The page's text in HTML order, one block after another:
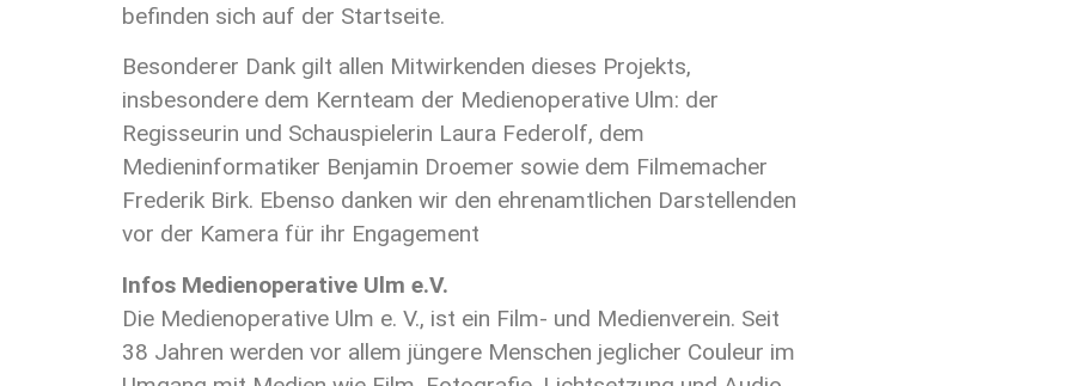
befinden sich auf der Startseite.
Besonderer Dank gilt allen Mitwirkenden dieses Projekts,
insbesondere dem Kernteam der Medienoperative Ulm: der
Regisseurin und Schauspielerin Laura Federolf, dem
Medieninformatiker Benjamin Droemer sowie dem Filmemacher
Frederik Birk. Ebenso danken wir den ehrenamtlichen Darstellenden
vor der Kamera für ihr Engagement
Infos Medienoperative Ulm e.V.
Die Medienoperative Ulm e. V., ist ein Film- und Medienverein. Seit
38 Jahren werden vor allem jüngere Menschen jeglicher Couleur im